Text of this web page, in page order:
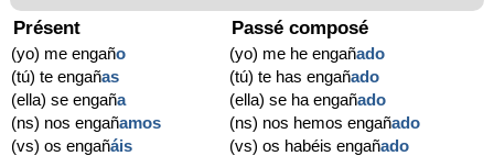
Présent
(yo) me engaño
(tú) te engañas
(ella) se engaña
(ns) nos engañamos
(vs) os engañáis
Passé composé
(yo) me he engañado
(tú) te has engañado
(ella) se ha engañado
(ns) nos hemos engañado
(vs) os habéis engañado